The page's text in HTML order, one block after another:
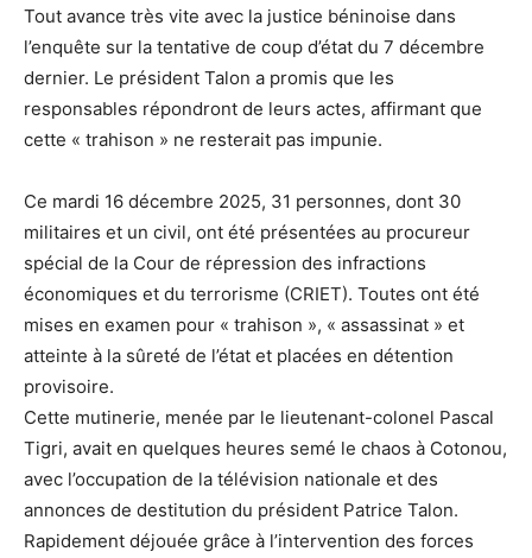
Tout avance très vite avec la justice béninoise dans
l’enquête sur la tentative de coup d’état du 7 décembre
dernier. Le président Talon a promis que les
responsables répondront de leurs actes, affirmant que
cette « trahison » ne resterait pas impunie.
Ce mardi 16 décembre 2025, 31 personnes, dont 30
militaires et un civil, ont été présentées au procureur
spécial de la Cour de répression des infractions
économiques et du terrorisme (CRIET). Toutes ont été
mises en examen pour « trahison », « assassinat » et
atteinte à la sûreté de l’état et placées en détention
provisoire.
Cette mutinerie, menée par le lieutenant-colonel Pascal
Tigri, avait en quelques heures semé le chaos à Cotonou,
avec l’occupation de la télévision nationale et des
annonces de destitution du président Patrice Talon.
Rapidement déjouée grâce à l’intervention des forces